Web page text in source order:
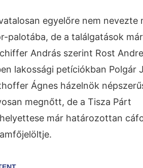
egyelőre nem nevezte
palotába, de a találgatások már
András szerint Rost
lakossági petíciókban Polgár
Ágnes házelnök
megnőtt, de a Tisza Párt
már határozottan